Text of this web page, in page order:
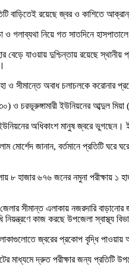
বাড়িতেই রয়েছে জ্বর ও কাশিতে
ও গলাব্যথা নিয়ে গত সাতদিনে
যাওয়ায় দুশ্চিন্তায় রয়েছে
ও সীমান্তে অবাধ চলাচলকে করোনার
ও চরভূরুঙ্গামারী ইউনিয়নের আব্দুল
অধিকাংশ মানুষ জ্বরে ভুগছেন।
মোর্শেদ জানান, বর্তমানে
৮ হাজার ৬৭৬ জনের নমুনা পরীক্ষায়
সীমান্ত এলাকায় নজরদারি
নিয়ন্ত্রণে কাজ করছে উপজেলা স্বাস্থ্য
জ্বরের প্রকোপ বৃদ্ধি
মাধ্যমে দ্রুত পরীক্ষার জন্য প্রতিটি